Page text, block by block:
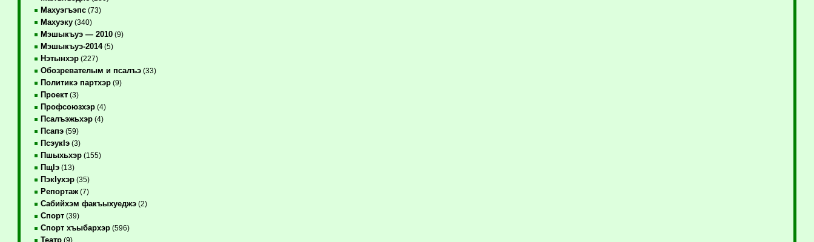
Махуэгъэпс(73)
Махуэку(340)
Мэшыкъуэ — 2010(9)
Мэшыкъуэ-2014(5)
Нэтынхэр(227)
Обозревателым и псалъэ(33)
Политикэ партхэр(9)
Проект(3)
Профсоюзхэр(4)
Псалъэжьхэр(4)
Псапэ(59)
ПсэукIэ(3)
Пшыхьхэр(155)
ПщIэ(13)
ПэкIухэр(35)
Репортаж(7)
Сабийхэм факъыхуеджэ(2)
Спорт(39)
Спорт хъыбархэр(596)
Театр(9)